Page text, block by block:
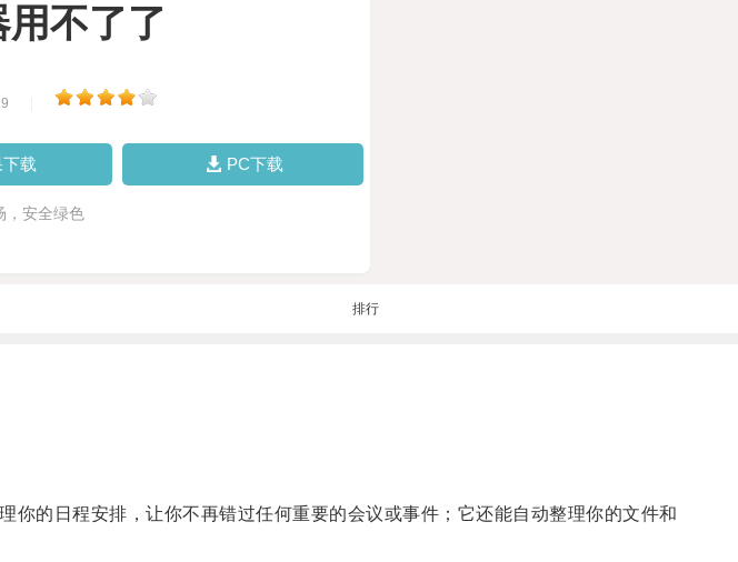
不了了
载 PC下载
，安全绿色
排行
的日程安排，让你不再错过任何重要的会议或事件；它还能自动整理你的文件和